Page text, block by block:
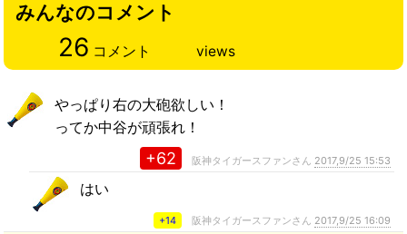
みんなのコメント
26 コメント views
やっぱり右の大砲欲しい！
ってか中谷が頑張れ！
+62 阪神タイガースファンさん 2017,9/25 15:53
はい
+14 阪神タイガースファンさん 2017,9/25 16:09